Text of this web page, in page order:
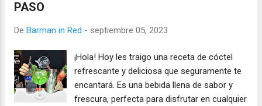
PASO
De Barman in Red - septiembre 05, 2023
¡Hola! Hoy les traigo una receta de cóctel
refrescante y deliciosa que seguramente te
encantará. Es una bebida llena de sabor y
frescura, perfecta para disfrutar en cualquier